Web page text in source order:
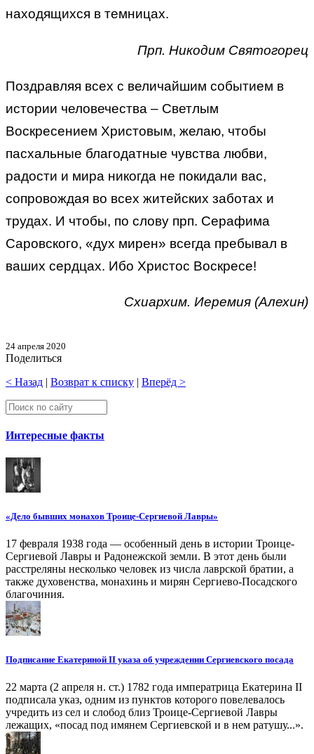
находящихся в темницах.
Прп. Никодим Святогорец
Поздравляя всех с величайшим событием в
истории человечества – Светлым
Воскресением Христовым, желаю, чтобы
пасхальные благодатные чувства любви,
радости и мира никогда не покидали вас,
сопровождая во всех житейских заботах и
трудах. И чтобы, по слову прп. Серафима
Саровского, «дух мирен» всегда пребывал в
ваших сердцах. Ибо Христос Воскресе!
Схиархим. Иеремия (Алехин)
24 апреля 2020
Поделиться
< Назад | Возврат к списку | Вперёд >
Интересные факты
«Дело бывших монахов Троице-Сергиевой Лавры»
17 февраля 1938 года — особенный день в истории Троице-
Сергиевой Лавры и Радонежской земли. В этот день были
расстреляны несколько человек из числа лаврской братии, а
также духовенства, монахинь и мирян Сергиево-Посадского
благочиния.
Подписание Екатериной II указа об учреждении Сергиевского посада
22 марта (2 апреля н. ст.) 1782 года императрица Екатерина II
подписала указ, одним из пунктов которого повелевалось
учредить из сел и слобод близ Троице-Сергиевой Лавры
лежащих, «посад под имянем Сергиевской и в нем ратушу...».